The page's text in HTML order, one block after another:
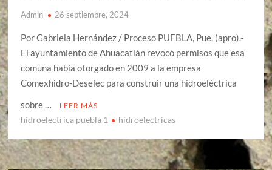
Admin 26 septiembre, 2024
Por Gabriela Hernández / Proceso PUEBLA, Pue. (apro).-
El ayuntamiento de Ahuacatlán revocó permisos que esa
comuna había otorgado en 2009 a la empresa
Comexhidro-Deselec para construir una hidroeléctrica
sobre …
LEER MÁS
hidroelectrica puebla 1 hidroelectricas